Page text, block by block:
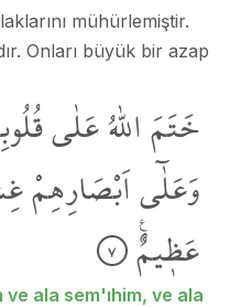
mühürlemiştir.
Onları büyük bir azap
خَتَمَاللّٰهُعَلٰى
وَعَلٰٓىاَبْصَارِهِمْ
عَظ۪يمٌ۟ ٧
ala sem'ıhim, ve ala